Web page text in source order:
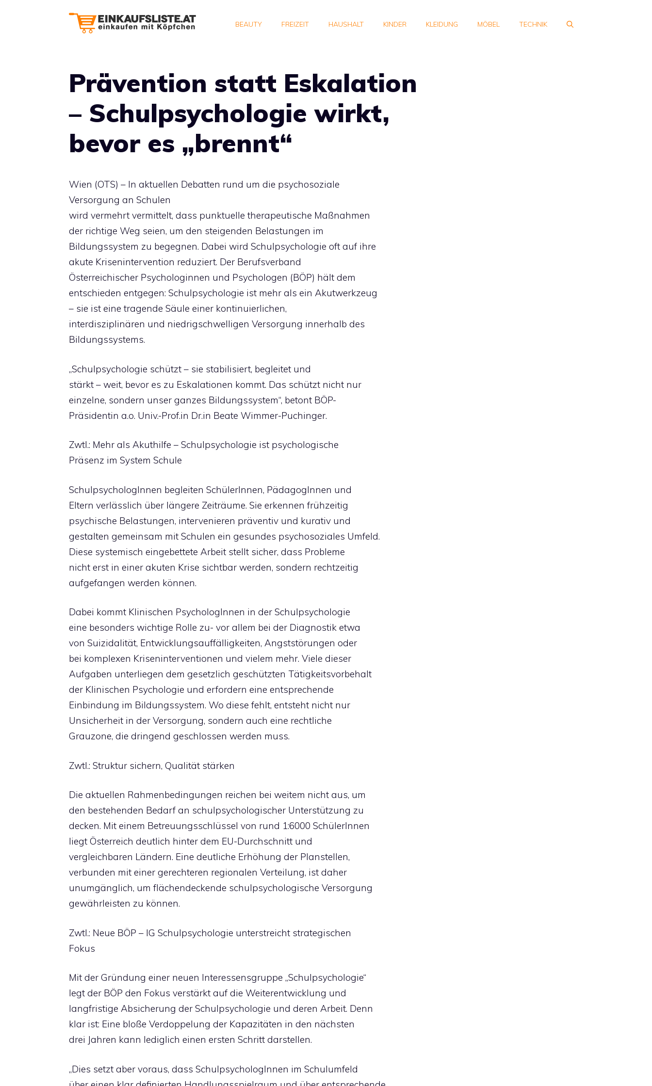
BEAUTY FREIZEIT HAUSHALT KINDER KLEIDUNG MÖBEL TECHNIK
Prävention statt Eskalation
– Schulpsychologie wirkt,
bevor es „brennt“
Wien (OTS) – In aktuellen Debatten rund um die psychosoziale
Versorgung an Schulen
wird vermehrt vermittelt, dass punktuelle therapeutische Maßnahmen
der richtige Weg seien, um den steigenden Belastungen im
Bildungssystem zu begegnen. Dabei wird Schulpsychologie oft auf ihre
akute Krisenintervention reduziert. Der Berufsverband
Österreichischer Psychologinnen und Psychologen (BÖP) hält dem
entschieden entgegen: Schulpsychologie ist mehr als ein Akutwerkzeug
– sie ist eine tragende Säule einer kontinuierlichen,
interdisziplinären und niedrigschwelligen Versorgung innerhalb des
Bildungssystems.
„Schulpsychologie schützt – sie stabilisiert, begleitet und
stärkt – weit, bevor es zu Eskalationen kommt. Das schützt nicht nur
einzelne, sondern unser ganzes Bildungssystem“, betont BÖP-
Präsidentin a.o. Univ.-Prof.in Dr.in Beate Wimmer-Puchinger.
Zwtl.: Mehr als Akuthilfe – Schulpsychologie ist psychologische
Präsenz im System Schule
SchulpsychologInnen begleiten SchülerInnen, PädagogInnen und
Eltern verlässlich über längere Zeiträume. Sie erkennen frühzeitig
psychische Belastungen, intervenieren präventiv und kurativ und
gestalten gemeinsam mit Schulen ein gesundes psychosoziales Umfeld.
Diese systemisch eingebettete Arbeit stellt sicher, dass Probleme
nicht erst in einer akuten Krise sichtbar werden, sondern rechtzeitig
aufgefangen werden können.
Dabei kommt Klinischen PsychologInnen in der Schulpsychologie
eine besonders wichtige Rolle zu- vor allem bei der Diagnostik etwa
von Suizidalität, Entwicklungsauffälligkeiten, Angststörungen oder
bei komplexen Kriseninterventionen und vielem mehr. Viele dieser
Aufgaben unterliegen dem gesetzlich geschützten Tätigkeitsvorbehalt
der Klinischen Psychologie und erfordern eine entsprechende
Einbindung im Bildungssystem. Wo diese fehlt, entsteht nicht nur
Unsicherheit in der Versorgung, sondern auch eine rechtliche
Grauzone, die dringend geschlossen werden muss.
Zwtl.: Struktur sichern, Qualität stärken
Die aktuellen Rahmenbedingungen reichen bei weitem nicht aus, um
den bestehenden Bedarf an schulpsychologischer Unterstützung zu
decken. Mit einem Betreuungsschlüssel von rund 1:6000 SchülerInnen
liegt Österreich deutlich hinter dem EU-Durchschnitt und
vergleichbaren Ländern. Eine deutliche Erhöhung der Planstellen,
verbunden mit einer gerechteren regionalen Verteilung, ist daher
unumgänglich, um flächendeckende schulpsychologische Versorgung
gewährleisten zu können.
Zwtl.: Neue BÖP – IG Schulpsychologie unterstreicht strategischen
Fokus
Mit der Gründung einer neuen Interessensgruppe „Schulpsychologie“
legt der BÖP den Fokus verstärkt auf die Weiterentwicklung und
langfristige Absicherung der Schulpsychologie und deren Arbeit. Denn
klar ist: Eine bloße Verdoppelung der Kapazitäten in den nächsten
drei Jahren kann lediglich einen ersten Schritt darstellen.
„Dies setzt aber voraus, dass SchulpsychologInnen im Schulumfeld